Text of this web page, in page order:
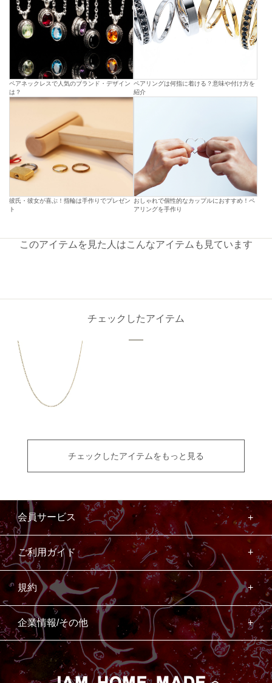
ペアネックレスで人気のブランド・デザイン
は？
ペアリングは何指に着ける？意味や付け方を
紹介
彼氏・彼女が喜ぶ！指輪は手作りでプレゼン
ト
おしゃれで個性的なカップルにおすすめ！ペ
アリングを手作り
このアイテムを見た人はこんなアイテムも見ています
チェックしたアイテム
チェックしたアイテムをもっと見る
会員サービス
ご利用ガイド
規約
企業情報/その他